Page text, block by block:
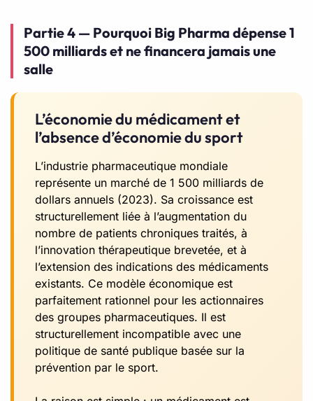
Partie 4 — Pourquoi Big Pharma dépense 1
500 milliards et ne financera jamais une
salle
L’économie du médicament et
l’absence d’économie du sport
L’industrie pharmaceutique mondiale
représente un marché de 1 500 milliards de
dollars annuels (2023). Sa croissance est
structurellement liée à l’augmentation du
nombre de patients chroniques traités, à
l’innovation thérapeutique brevetée, et à
l’extension des indications des médicaments
existants. Ce modèle économique est
parfaitement rationnel pour les actionnaires
des groupes pharmaceutiques. Il est
structurellement incompatible avec une
politique de santé publique basée sur la
prévention par le sport.